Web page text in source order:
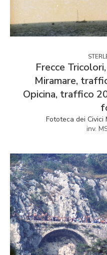
Frecce
Miramare,
Opicina, traffico
Fototeca dei Civici
inv.